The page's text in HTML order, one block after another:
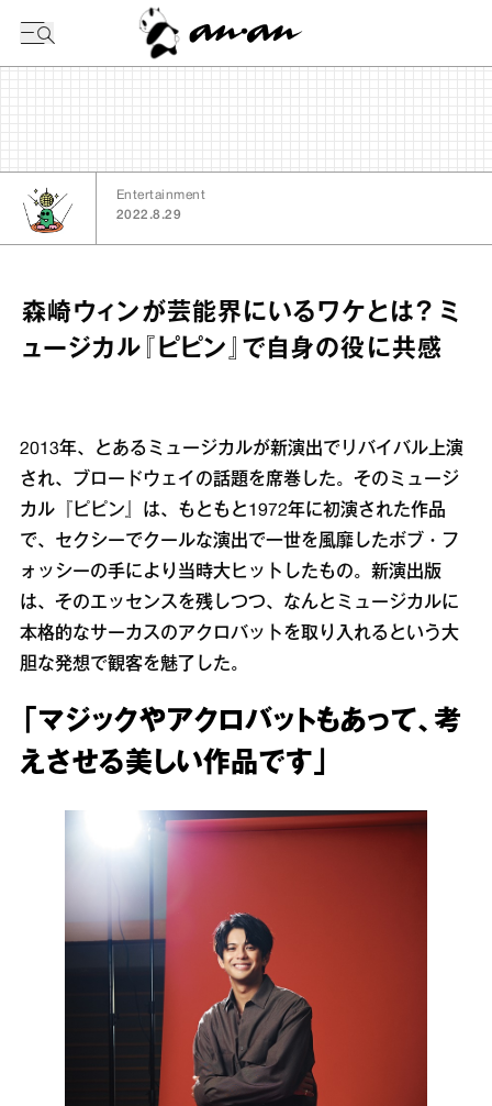
Entertainment
2022.8.29
森崎ウィンが芸能界にいるワケとは？ ミ
ュージカル『ピピン』で自身の役に共感
2013年、とあるミュージカルが新演出でリバイバル上演
され、ブロードウェイの話題を席巻した。そのミュージ
カル『ピピン』は、もともと1972年に初演された作品
で、セクシーでクールな演出で一世を風靡したボブ・フ
ォッシーの手により当時大ヒットしたもの。新演出版
は、そのエッセンスを残しつつ、なんとミュージカルに
本格的なサーカスのアクロバットを取り入れるという大
胆な発想で観客を魅了した。
「マジックやアクロバットもあって、考
えさせる美しい作品です」